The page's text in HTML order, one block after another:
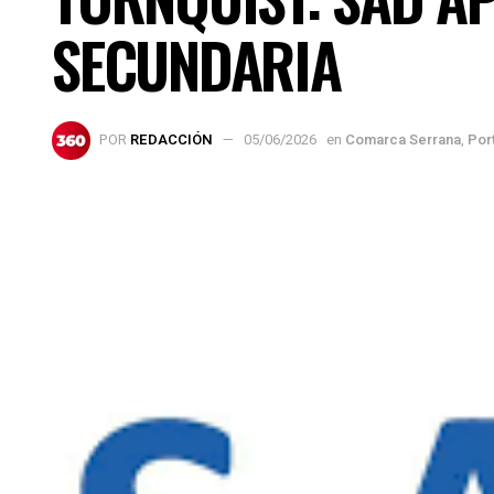
SECUNDARIA
POR REDACCIÓN 05/06/2026 en Comarca Serrana,